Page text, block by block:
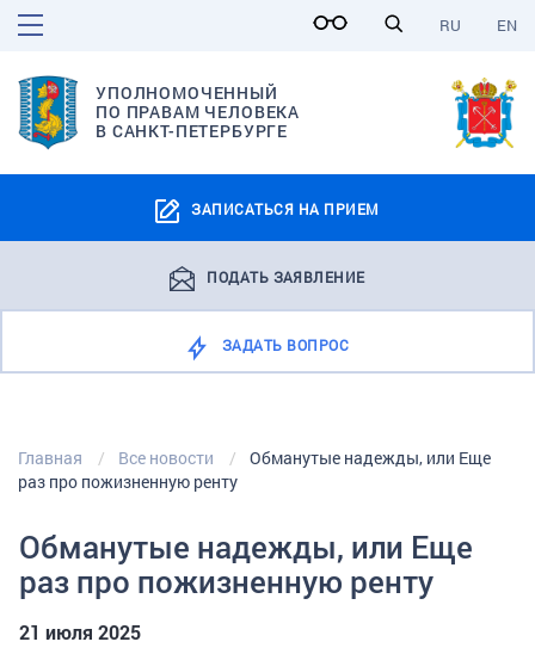
EN
RU
УПОЛНОМОЧЕННЫЙ
ПО ПРАВАМ ЧЕЛОВЕКА
В САНКТ-ПЕТЕРБУРГЕ
ЗАПИСАТЬСЯ НА ПРИЕМ
ПОДАТЬ ЗАЯВЛЕНИЕ
ЗАДАТЬ ВОПРОС
Главная Все новости
Обманутые надежды, или Еще
раз про пожизненную ренту
Обманутые надежды, или Еще
раз про пожизненную ренту
21 июля 2025